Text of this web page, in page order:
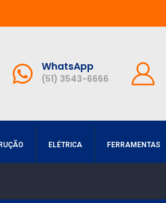
WhatsApp
(51) 3543-6666
ELÉTRICA FERRAMENTAS